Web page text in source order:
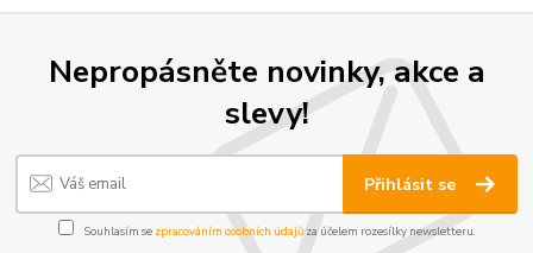
Nepropásněte novinky, akce a
slevy!
Přihlásit se
Souhlasím se zpracováním osobních údajůza účelem rozesílky newsletteru.